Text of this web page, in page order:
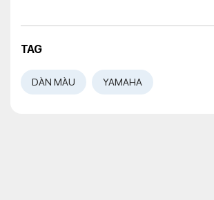
TAG
DÀN MÀU YAMAHA